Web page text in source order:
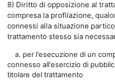
8) Diritto di opposizione al
compresa la profilazione,
connessi alla situazione
trattamento stesso sia
a. per l'esecuzione di un
connesso all'esercizio di
titolare del trattamento